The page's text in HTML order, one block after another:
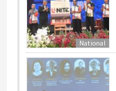
National